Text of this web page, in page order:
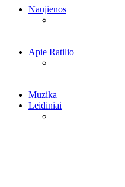
Naujienos
Apie Ratilio
Muzika
Leidiniai